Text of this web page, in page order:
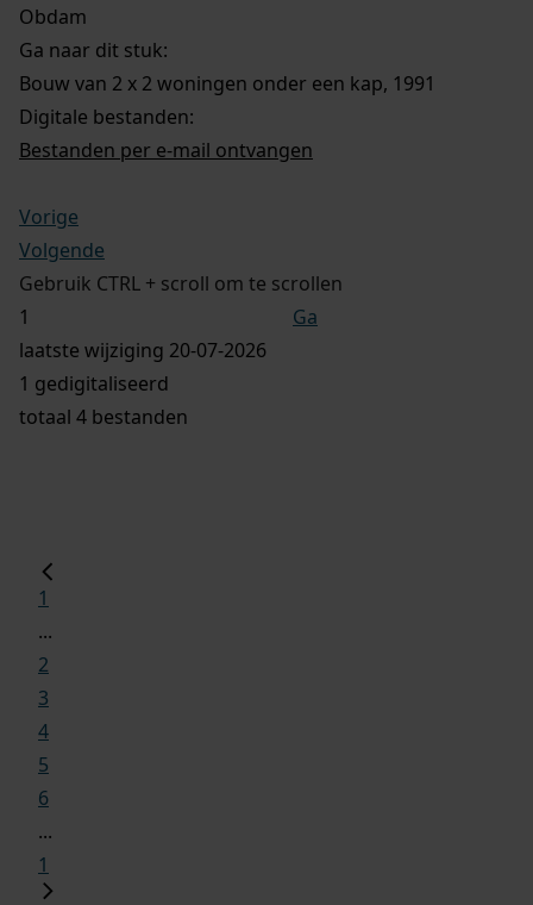
Obdam
Ga naar dit stuk:
Bouw van 2 x 2 woningen onder een kap, 1991
Digitale bestanden:
Bestanden per e-mail ontvangen
Vorige
Volgende
Gebruik CTRL + scroll om te scrollen
Ga
laatste wijziging 20-07-2026
1 gedigitaliseerd
totaal 4 bestanden
1
...
2
3
4
5
6
...
1